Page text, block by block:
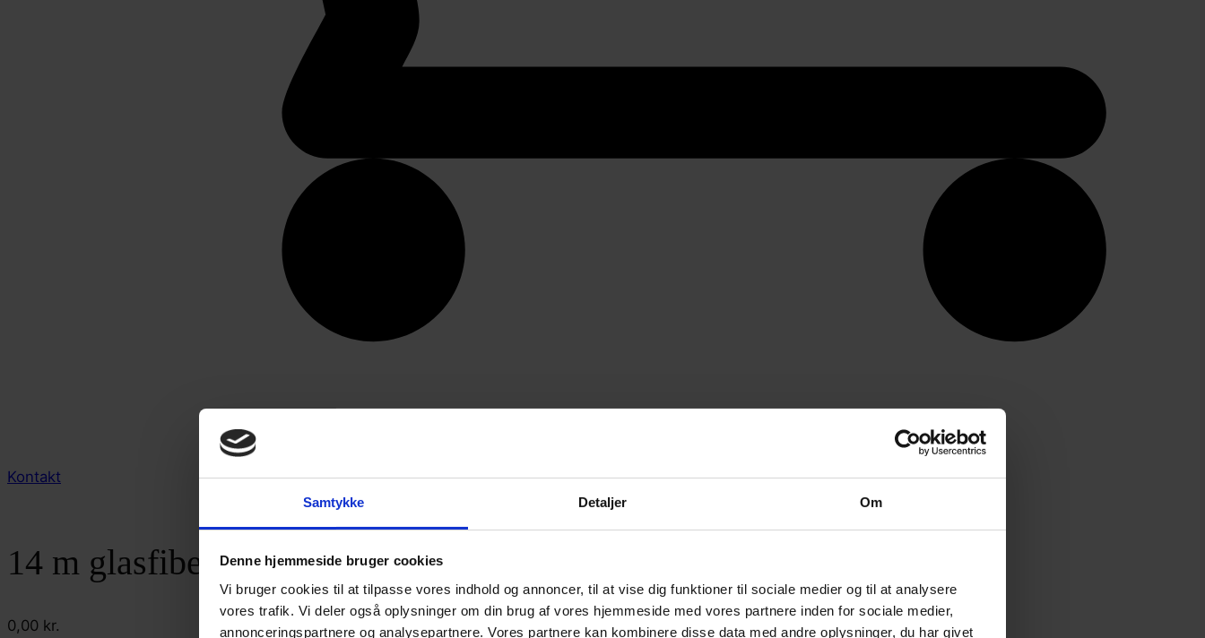
Samtykke Detaljer Om
Denne hjemmeside bruger cookies
Vi bruger cookies til at tilpasse vores indhold og annoncer, til at vise dig funktioner til sociale medier og til at analysere
vores trafik. Vi deler også oplysninger om din brug af vores hjemmeside med vores partnere inden for sociale medier,
annonceringspartnere og analysepartnere. Vores partnere kan kombinere disse data med andre oplysninger, du har givet
Kontakt
14 m glasfiber flagstang m. vip
0,00 kr.